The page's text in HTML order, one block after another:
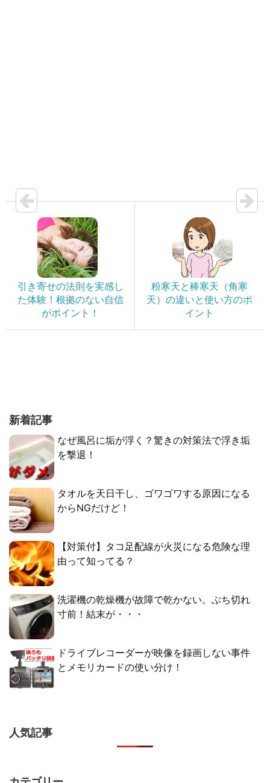
引き寄せの法則を実感し
た体験！根拠のない自信
がポイント！
粉寒天と棒寒天（角寒
天）の違いと使い方のポ
イント
新着記事
なぜ風呂に垢が浮く？驚きの対策法で浮き垢
を撃退！
タオルを天日干し、ゴワゴワする原因になる
からNGだけど！
【対策付】タコ足配線が火災になる危険な理
由って知ってる？
洗濯機の乾燥機が故障で乾かない。ぶち切れ
寸前！結末が・・・
ドライブレコーダーが映像を録画しない事件
とメモリカードの使い分け！
人気記事